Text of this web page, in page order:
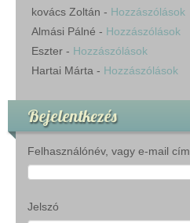
kovács Zoltán - Hozzászólások
Almási Pálné - Hozzászólások
Eszter - Hozzászólások
Hartai Márta - Hozzászólások
Bejelentkezés
Felhasználónév, vagy e-mail cím
Jelszó